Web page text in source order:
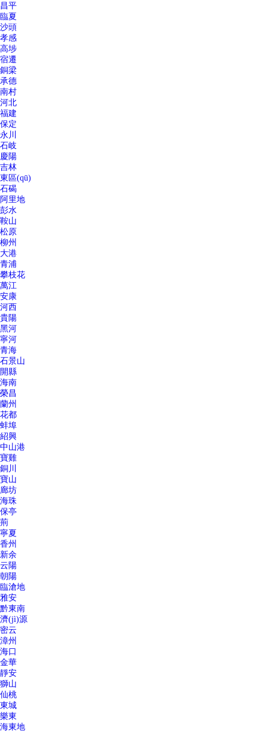
昌平
臨夏
沙頭
孝感
高埗
宿遷
銅梁
承德
南村
河北
福建
保定
永川
石岐
慶陽
吉林
東區(qū)
石碣
阿里地
彭水
鞍山
松原
柳州
大港
青浦
攀枝花
萬江
安康
河西
貴陽
黑河
寧河
青海
石景山
開縣
海南
榮昌
蘭州
花都
蚌埠
紹興
中山港
寶雞
銅川
寶山
廊坊
海珠
保亭
荊
寧夏
香州
新余
云陽
朝陽
臨滄地
雅安
黔東南
濟(jì)源
密云
漳州
海口
金華
靜安
獅山
仙桃
東城
樂東
海東地